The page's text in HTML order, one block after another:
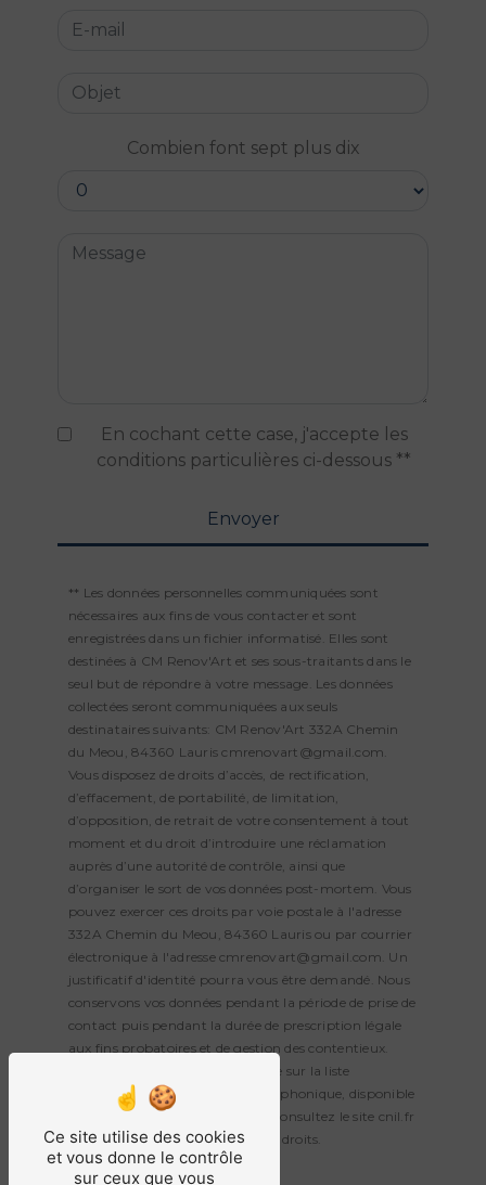
Combien font sept plus dix
En cochant cette case, j'accepte les
conditions particulières ci-dessous **
Envoyer
** Les données personnelles communiquées sont
nécessaires aux fins de vous contacter et sont
enregistrées dans un fichier informatisé. Elles sont
destinées à CM Renov'Art et ses sous-traitants dans le
seul but de répondre à votre message. Les données
collectées seront communiquées aux seuls
destinataires suivants: CM Renov'Art 332A Chemin
du Meou, 84360 Lauris cmrenovart@gmail.com.
Vous disposez de droits d’accès, de rectification,
d’effacement, de portabilité, de limitation,
d’opposition, de retrait de votre consentement à tout
moment et du droit d’introduire une réclamation
auprès d’une autorité de contrôle, ainsi que
d’organiser le sort de vos données post-mortem. Vous
pouvez exercer ces droits par voie postale à l'adresse
332A Chemin du Meou, 84360 Lauris ou par courrier
électronique à l'adresse cmrenovart@gmail.com. Un
justificatif d'identité pourra vous être demandé. Nous
conservons vos données pendant la période de prise de
contact puis pendant la durée de prescription légale
aux fins probatoires et de gestion des contentieux.
Vous avez le droit de vous inscrire sur la liste
d'opposition au démarchage téléphonique, disponible
à cette adresse:
. Consultez le site cnil.fr
pour plus d’informations sur vos droits.
Ce site utilise des cookies
et vous donne le contrôle
sur ceux que vous